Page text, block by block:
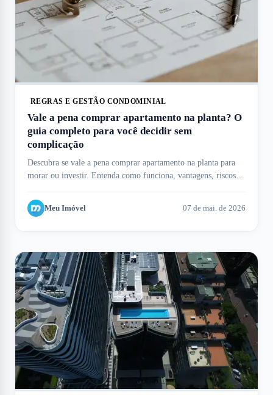
REGRAS E GESTÃO CONDOMINIAL
Vale a pena comprar apartamento na planta? O
guia completo para você decidir sem
complicação
Descubra se vale a pena comprar apartamento na planta para
morar ou investir. Entenda como funciona, vantagens, riscos e
Meu Imóvel 07 de mai. de 2026